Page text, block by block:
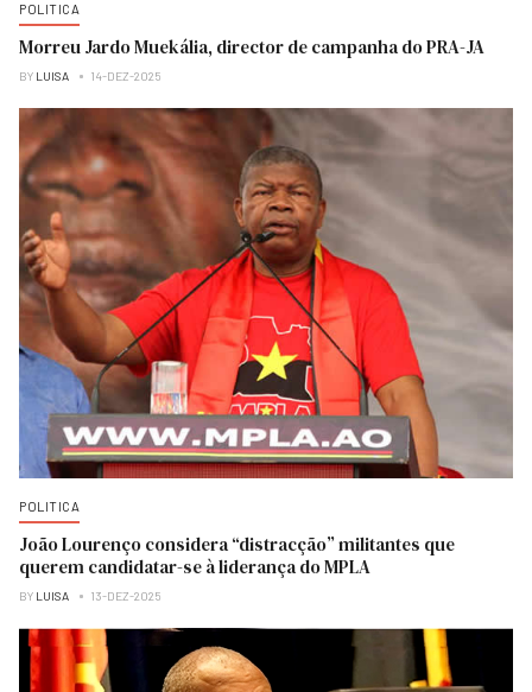
POLITICA
Morreu Jardo Muekália, director de campanha do PRA-JA
BY LUISA 14-DEZ-2025
POLITICA
João Lourenço considera “distracção” militantes que
querem candidatar-se à liderança do MPLA
BY LUISA 13-DEZ-2025